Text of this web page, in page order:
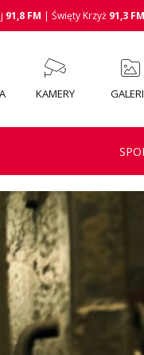
91,8 FM | Święty Krzyż 91,3 FM
KAMERY